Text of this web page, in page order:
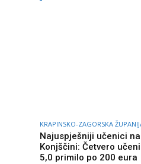
KRAPINSKO-ZAGORSKA
Najuspješniji učenici
Konjščini: Četvero
5,0 primilo po 200 eura